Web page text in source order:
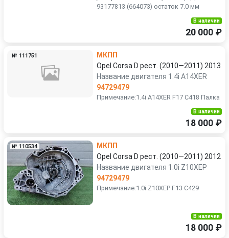
93177813 (664073) остаток 7.0 мм
В наличии
20 000 ₽
№ 111751
МКПП
Opel Corsa D рест. (2010—2011) 2013
Название двигателя 1.4i A14XER
94729479
Примечание:1.4i A14XER F17 C418 Палка
В наличии
18 000 ₽
№ 110534
МКПП
Opel Corsa D рест. (2010—2011) 2012
Название двигателя 1.0i Z10XEP
94729479
Примечание:1.0i Z10XEP F13 C429
В наличии
18 000 ₽